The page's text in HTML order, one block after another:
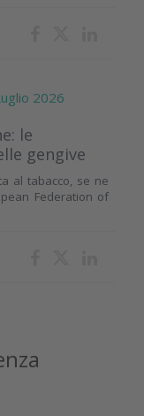
2026
le
gengive
al tabacco, se ne
Federation of